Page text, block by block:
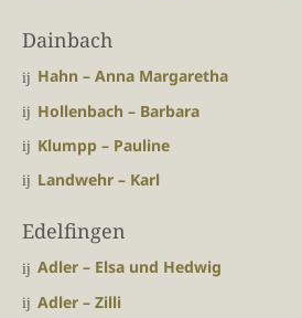
Dainbach
Hahn – Anna Margaretha
Hollenbach – Barbara
Klumpp – Pauline
Landwehr – Karl
Edelfingen
Adler – Elsa und Hedwig
Adler – Zilli